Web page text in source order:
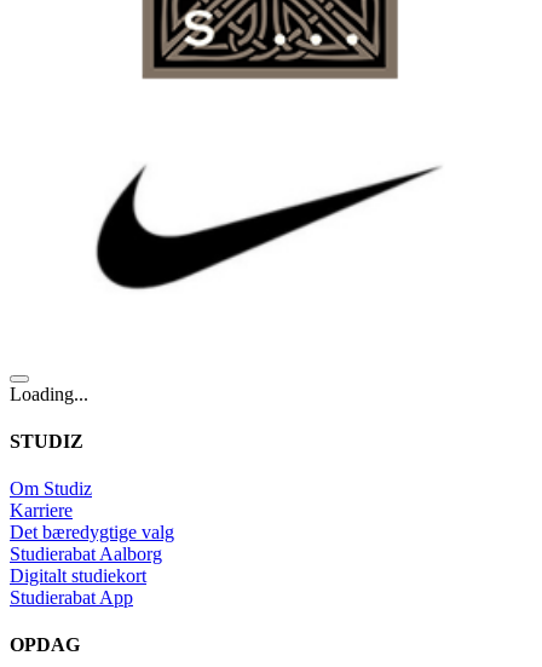
Loading...
STUDIZ
Om Studiz
Karriere
Det bæredygtige valg
Studierabat Aalborg
Digitalt studiekort
Studierabat App
OPDAG